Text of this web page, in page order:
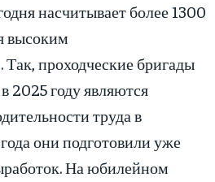
насчитывает более 1300
высоким
проходческие бригады
2025 году являются
труда в
они подготовили уже
На юбилейном